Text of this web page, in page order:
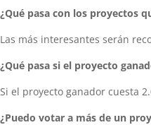
¿Qué pasa con los proyectos
Las más interesantes serán
¿Qué pasa si el proyecto
Si el proyecto ganador cuesta
¿Puedo votar a más de un